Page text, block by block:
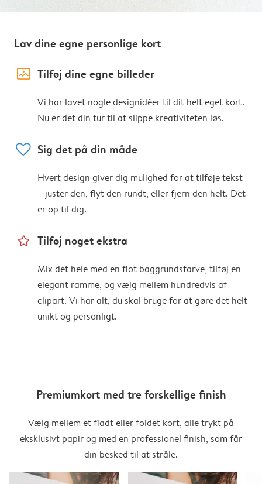
Lav dine egne personlige kort
image_placeholder Tilføj dine egne billeder
Vi har lavet nogle designidéer til dit helt eget kort.
Nu er det din tur til at slippe kreativiteten løs.
heart Sig det på din måde
Hvert design giver dig mulighed for at tilføje tekst
– juster den, flyt den rundt, eller fjern den helt. Det
er op til dig.
star_outline Tilføj noget ekstra
Mix det hele med en flot baggrundsfarve, tilføj en
elegant ramme, og vælg mellem hundredvis af
clipart. Vi har alt, du skal bruge for at gøre det helt
unikt og personligt.
Premiumkort med tre forskellige finish
Vælg mellem et fladt eller foldet kort, alle trykt på
eksklusivt papir og med en professionel finish, som får
din besked til at stråle.